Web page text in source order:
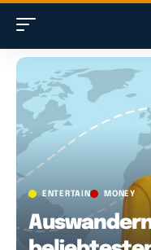
ENTERTAIN MONEY